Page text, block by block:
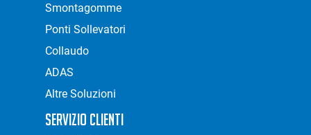
Smontagomme
Ponti Sollevatori
Collaudo
ADAS
Altre Soluzioni
Servizio Clienti